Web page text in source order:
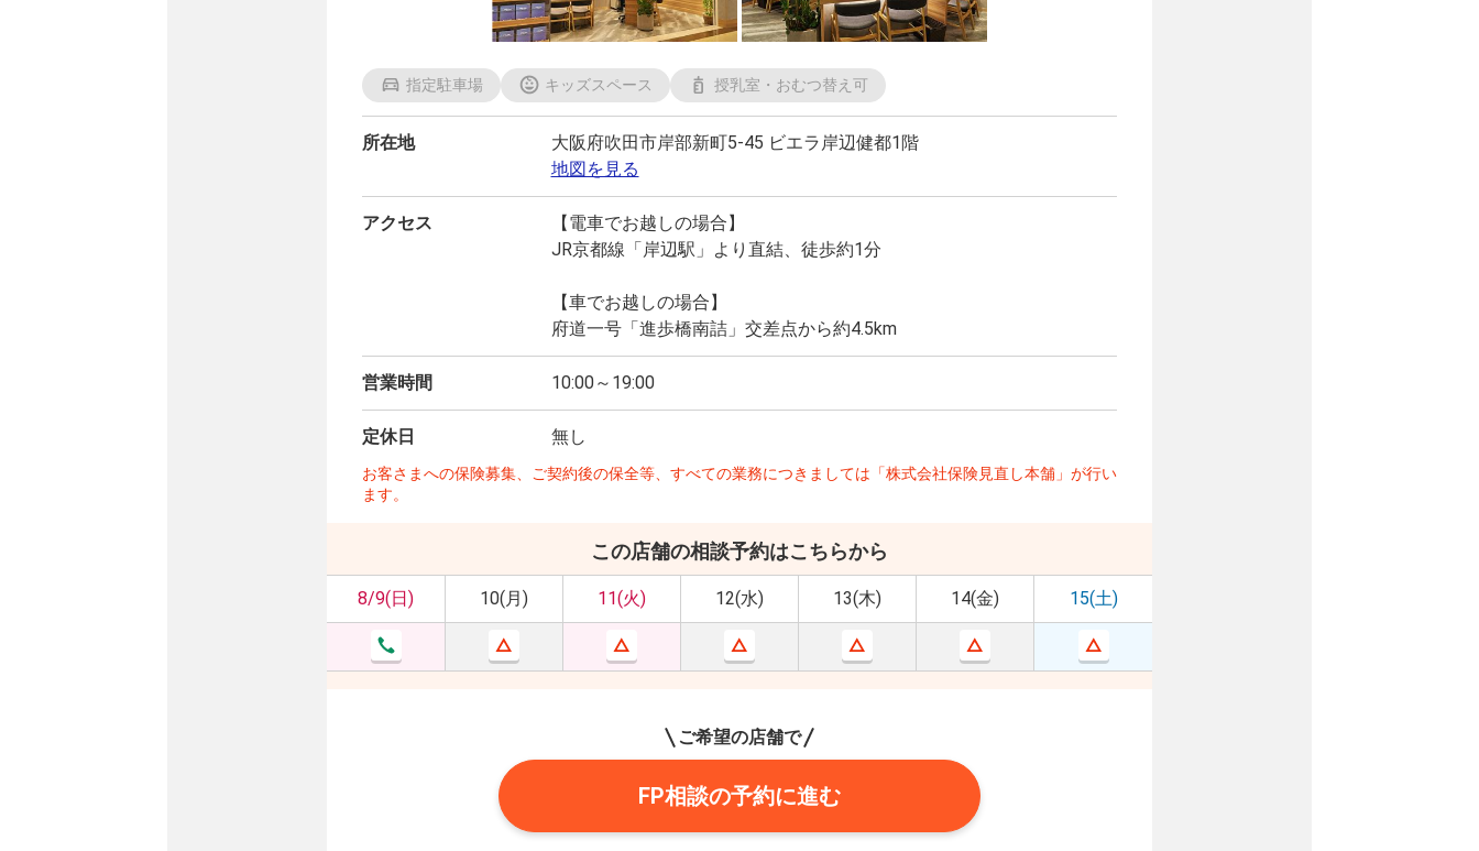
指定駐車場 キッズスペース 授乳室・おむつ替え可
所在地
大阪府吹田市岸部新町5-45 ビエラ岸辺健都1階
地図を見る
アクセス
【電車でお越しの場合】
JR京都線「岸辺駅」より直結、徒歩約1分
【車でお越しの場合】
府道一号「進歩橋南詰」交差点から約4.5km
営業時間 10:00～19:00
定休日 無し
お客さまへの保険募集、ご契約後の保全等、すべての業務につきましては「株式会社保険見直し本舗」が行い
ます。
この店舗の相談予約はこちらから
8/9(日) 10(月) 11(火) 12(水) 13(木) 14(金) 15(土)
ご希望の店舗で
FP相談の予約に進む